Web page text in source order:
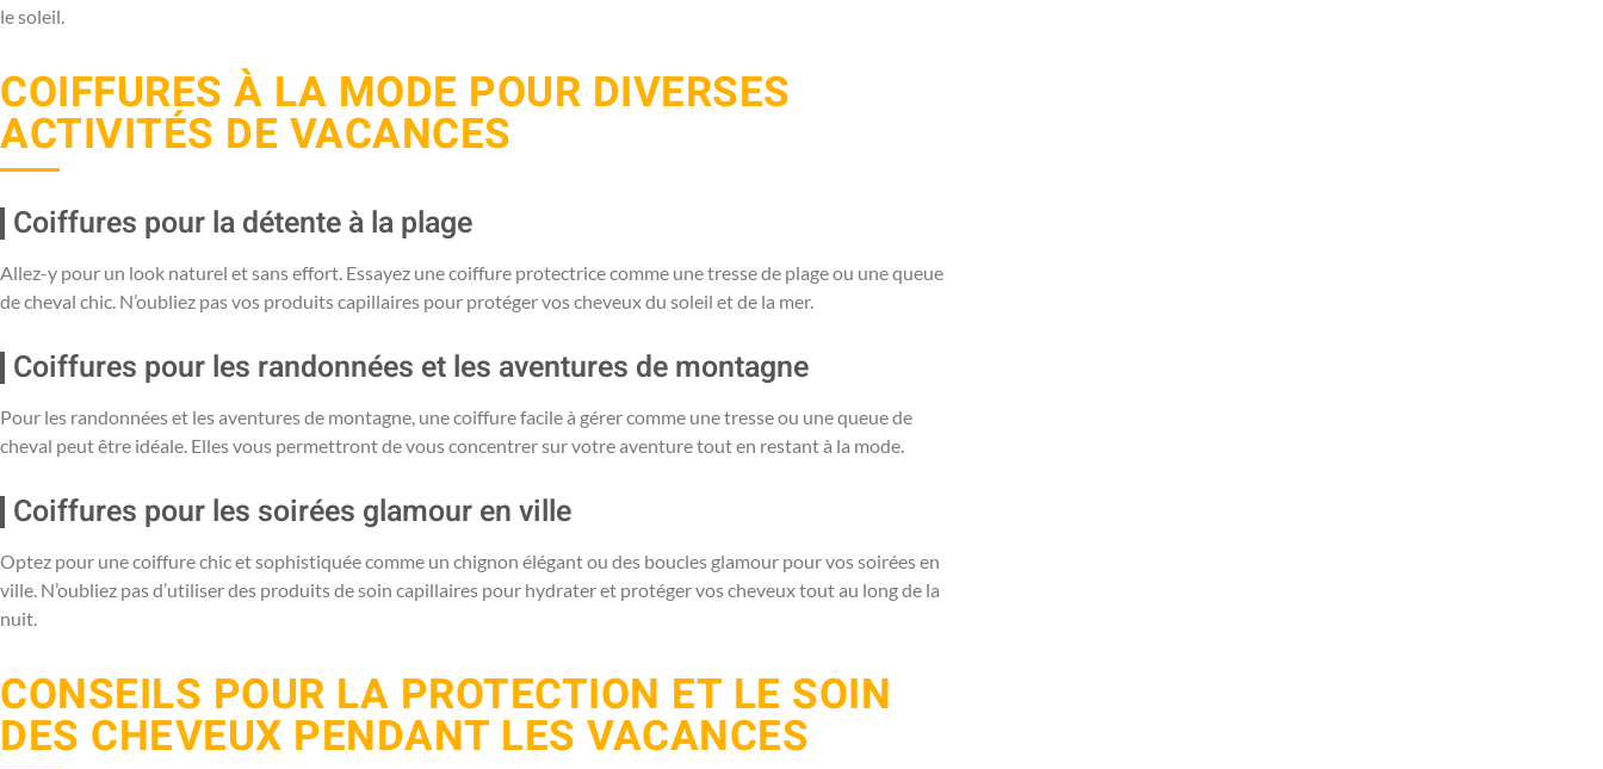
le soleil.
COIFFURES À LA MODE POUR DIVERSES
ACTIVITÉS DE VACANCES
Coiffures pour la détente à la plage
Allez-y pour un look naturel et sans effort. Essayez une coiffure protectrice comme une tresse de plage ou une queue
de cheval chic. N’oubliez pas vos produits capillaires pour protéger vos cheveux du soleil et de la mer.
Coiffures pour les randonnées et les aventures de montagne
Pour les randonnées et les aventures de montagne, une coiffure facile à gérer comme une tresse ou une queue de
cheval peut être idéale. Elles vous permettront de vous concentrer sur votre aventure tout en restant à la mode.
Coiffures pour les soirées glamour en ville
Optez pour une coiffure chic et sophistiquée comme un chignon élégant ou des boucles glamour pour vos soirées en
ville. N’oubliez pas d’utiliser des produits de soin capillaires pour hydrater et protéger vos cheveux tout au long de la
nuit.
CONSEILS POUR LA PROTECTION ET LE SOIN
DES CHEVEUX PENDANT LES VACANCES